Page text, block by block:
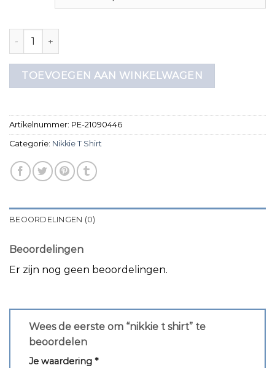
nikkie t shirt aantal
TOEVOEGEN AAN WINKELWAGEN
Artikelnummer: PE-21090446
Categorie: Nikkie T Shirt
BEOORDELINGEN (0)
Beoordelingen
Er zijn nog geen beoordelingen.
Wees de eerste om “nikkie t shirt” te
beoordelen
Je waardering *